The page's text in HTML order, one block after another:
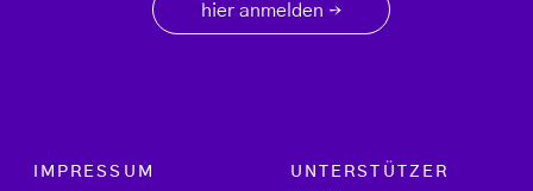
hier anmelden →
Footer menu
IMPRESSUM
UNTERSTÜTZER